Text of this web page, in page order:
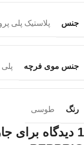
جنس پلاستیک پلی
جنس موی فرچه پلی
رنگ طوسی
1 دیدگاه برای